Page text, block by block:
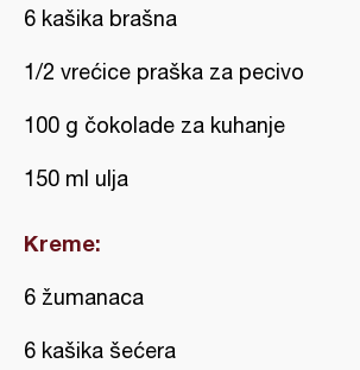
6 kašika brašna
1/2 vrećice praška za pecivo
100 g čokolade za kuhanje
150 ml ulja
Kreme:
6 žumanaca
6 kašika šećera